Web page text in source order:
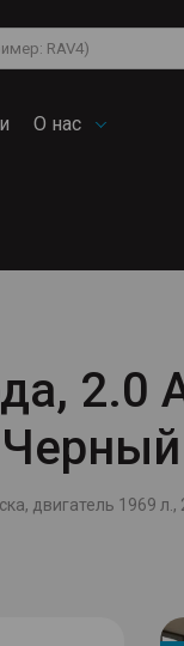
О нас
2.0
Черный
двигатель 1969